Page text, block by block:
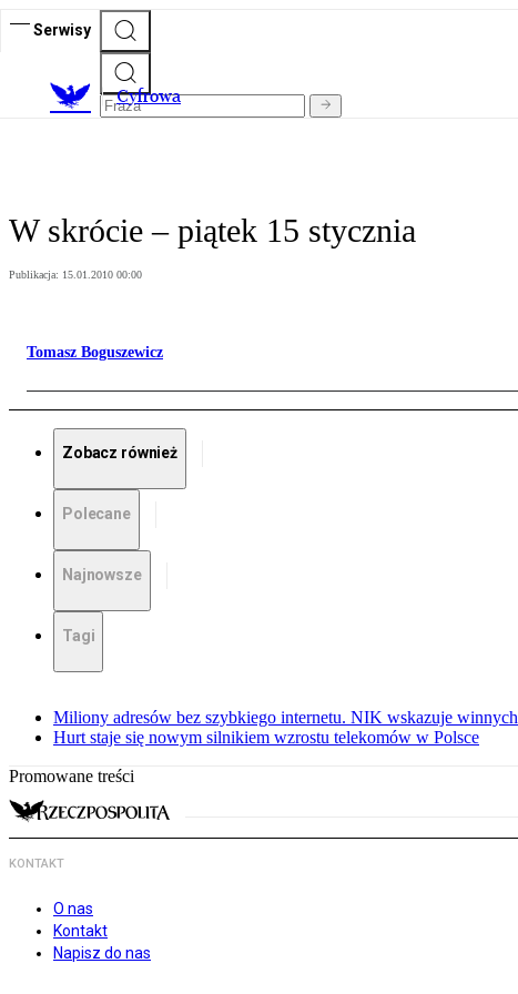
Serwisy
Cyfrowa
W skrócie – piątek 15 stycznia
Publikacja: 15.01.2010 00:00
Tomasz Boguszewicz
Zobacz również
Polecane
Najnowsze
Tagi
Miliony adresów bez szybkiego internetu. NIK wskazuje winnych
Hurt staje się nowym silnikiem wzrostu telekomów w Polsce
Promowane treści
KONTAKT
O nas
Kontakt
Napisz do nas